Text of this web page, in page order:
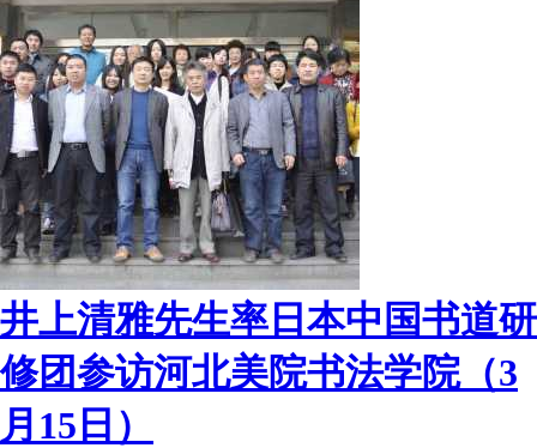
井上清雅先生率日本中国书道研
修团参访河北美院书法学院（3
月15日）